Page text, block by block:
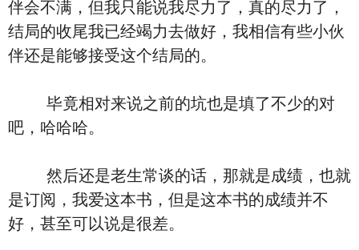
伴会不满，但我只能说我尽力了，真的尽力了，
结局的收尾我已经竭力去做好，我相信有些小伙
伴还是能够接受这个结局的。
毕竟相对来说之前的坑也是填了不少的对
吧，哈哈哈。
然后还是老生常谈的话，那就是成绩，也就
是订阅，我爱这本书，但是这本书的成绩并不
好，甚至可以说是很差。